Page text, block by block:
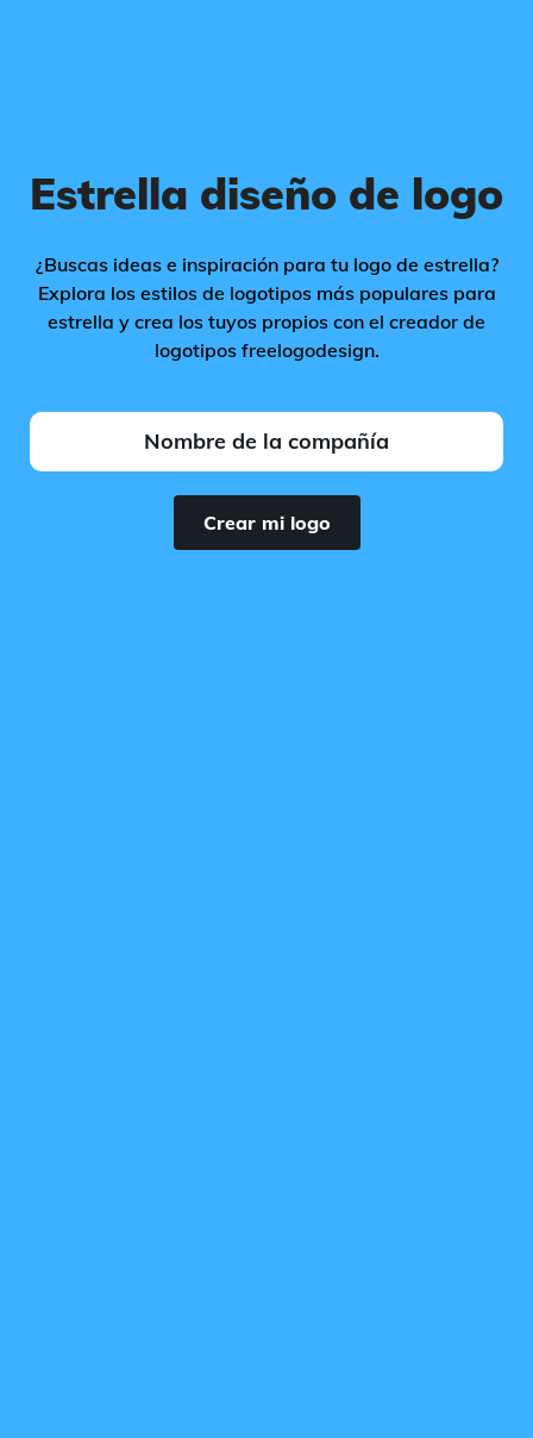
Estrella diseño de logo
¿Buscas ideas e inspiración para tu logo de estrella?
Explora los estilos de logotipos más populares para
estrella y crea los tuyos propios con el creador de
logotipos freelogodesign.
Crear mi logo